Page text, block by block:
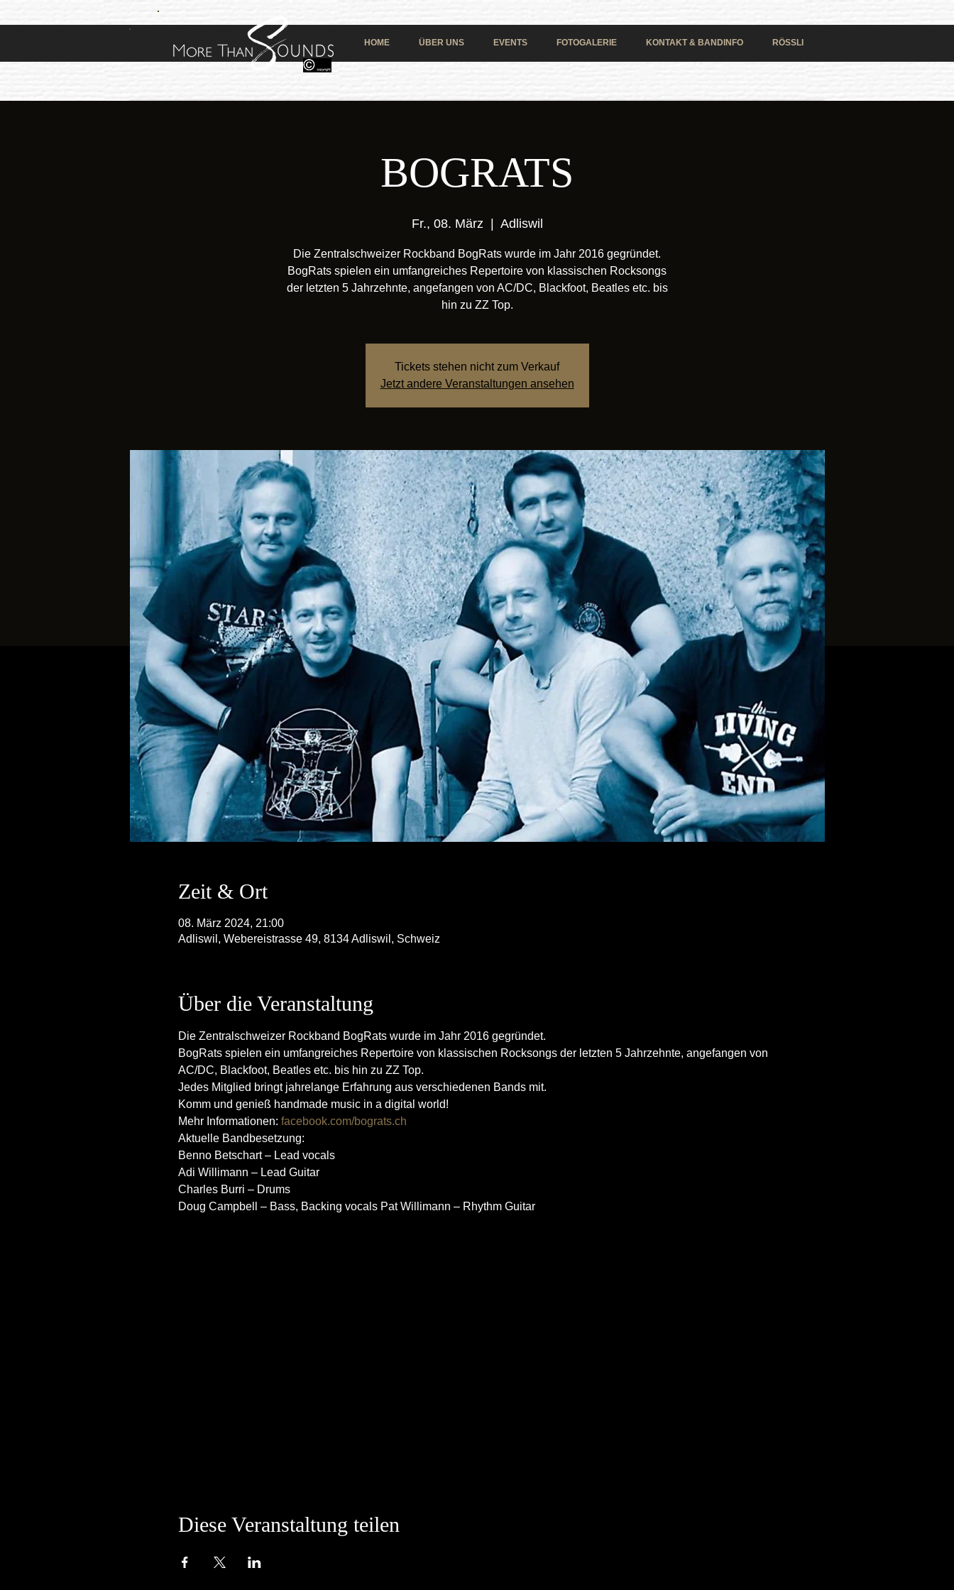
HOME ÜBER UNS EVENTS FOTOGALERIE KONTAKT & BANDINFO RÖSSLI
BOGRATS
Fr., 08. März
  |
Adliswil
Die Zentralschweizer Rockband BogRats wurde im Jahr 2016 gegründet.
BogRats spielen ein umfangreiches Repertoire von klassischen Rocksongs
der letzten 5 Jahrzehnte, angefangen von AC/DC, Blackfoot, Beatles etc. bis
hin zu ZZ Top.
Tickets stehen nicht zum Verkauf
Jetzt andere Veranstaltungen ansehen
Zeit & Ort
08. März 2024, 21:00
Adliswil, Webereistrasse 49, 8134 Adliswil, Schweiz
Über die Veranstaltung
Die Zentralschweizer Rockband BogRats wurde im Jahr 2016 gegründet.
BogRats spielen ein umfangreiches Repertoire von klassischen Rocksongs der letzten 5 Jahrzehnte, angefangen von
AC/DC, Blackfoot, Beatles etc. bis hin zu ZZ Top.
Jedes Mitglied bringt jahrelange Erfahrung aus verschiedenen Bands mit.
Komm und genieß handmade music in a digital world!
Mehr Informationen: facebook.com/bograts.ch
Aktuelle Bandbesetzung:
Benno Betschart – Lead vocals
Adi Willimann – Lead Guitar
Charles Burri – Drums
Doug Campbell – Bass, Backing vocals Pat Willimann – Rhythm Guitar
Diese Veranstaltung teilen